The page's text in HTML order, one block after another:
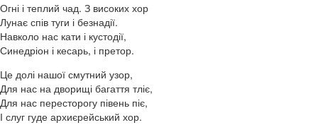
Огні і теплий чад. З високих хор
Лунає спів туги і безнадії.
Навколо нас кати і кустодії,
Синедріон і кесарь, і претор.
Це долі нашої смутний узор,
Для нас на дворищі багаття тліє,
Для нас пересторогу півень піє,
І слуг гуде архиєрейський хор.